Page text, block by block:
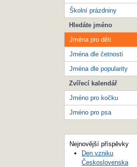
Školní prázdniny
Hledáte jméno
Jména pro děti
Jména dle četnosti
Jména dle popularity
Zvířecí kalendář
Jméno pro kočku
Jméno pro psa
Nejnovější příspěvky
Den vzniku
Československa